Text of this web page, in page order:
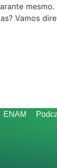
Vamos
ENAM